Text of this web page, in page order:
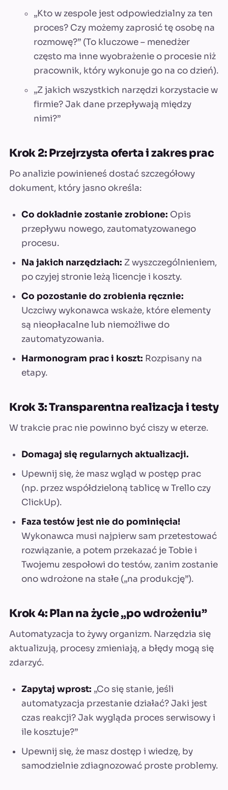
„Kto w zespole jest odpowiedzialny za ten
proces? Czy możemy zaprosić tę osobę na
rozmowę?” (To kluczowe – menedżer
często ma inne wyobrażenie o procesie niż
pracownik, który wykonuje go na co dzień).
„Z jakich wszystkich narzędzi korzystacie w
firmie? Jak dane przepływają między
nimi?”
Krok 2: Przejrzysta oferta i zakres prac
Po analizie powinieneś dostać szczegółowy
dokument, który jasno określa:
Co dokładnie zostanie zrobione: Opis
przepływu nowego, zautomatyzowanego
procesu.
Na jakich narzędziach: Z wyszczególnieniem,
po czyjej stronie leżą licencje i koszty.
Co pozostanie do zrobienia ręcznie:
Uczciwy wykonawca wskaże, które elementy
są nieopłacalne lub niemożliwe do
zautomatyzowania.
Harmonogram prac i koszt: Rozpisany na
etapy.
Krok 3: Transparentna realizacja i testy
W trakcie prac nie powinno być ciszy w eterze.
Domagaj się regularnych aktualizacji.
Upewnij się, że masz wgląd w postęp prac
(np. przez współdzieloną tablicę w Trello czy
ClickUp).
Faza testów jest nie do pominięcia!
Wykonawca musi najpierw sam przetestować
rozwiązanie, a potem przekazać je Tobie i
Twojemu zespołowi do testów, zanim zostanie
ono wdrożone na stałe („na produkcję”).
Krok 4: Plan na życie „po wdrożeniu”
Automatyzacja to żywy organizm. Narzędzia się
aktualizują, procesy zmieniają, a błędy mogą się
zdarzyć.
Zapytaj wprost: „Co się stanie, jeśli
automatyzacja przestanie działać? Jaki jest
czas reakcji? Jak wygląda proces serwisowy i
ile kosztuje?”
Upewnij się, że masz dostęp i wiedzę, by
samodzielnie zdiagnozować proste problemy.